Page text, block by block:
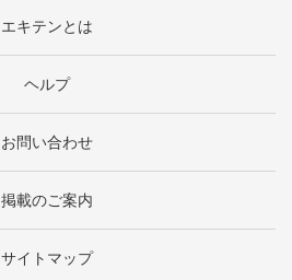
エキテンとは
ヘルプ
お問い合わせ
掲載のご案内
サイトマップ